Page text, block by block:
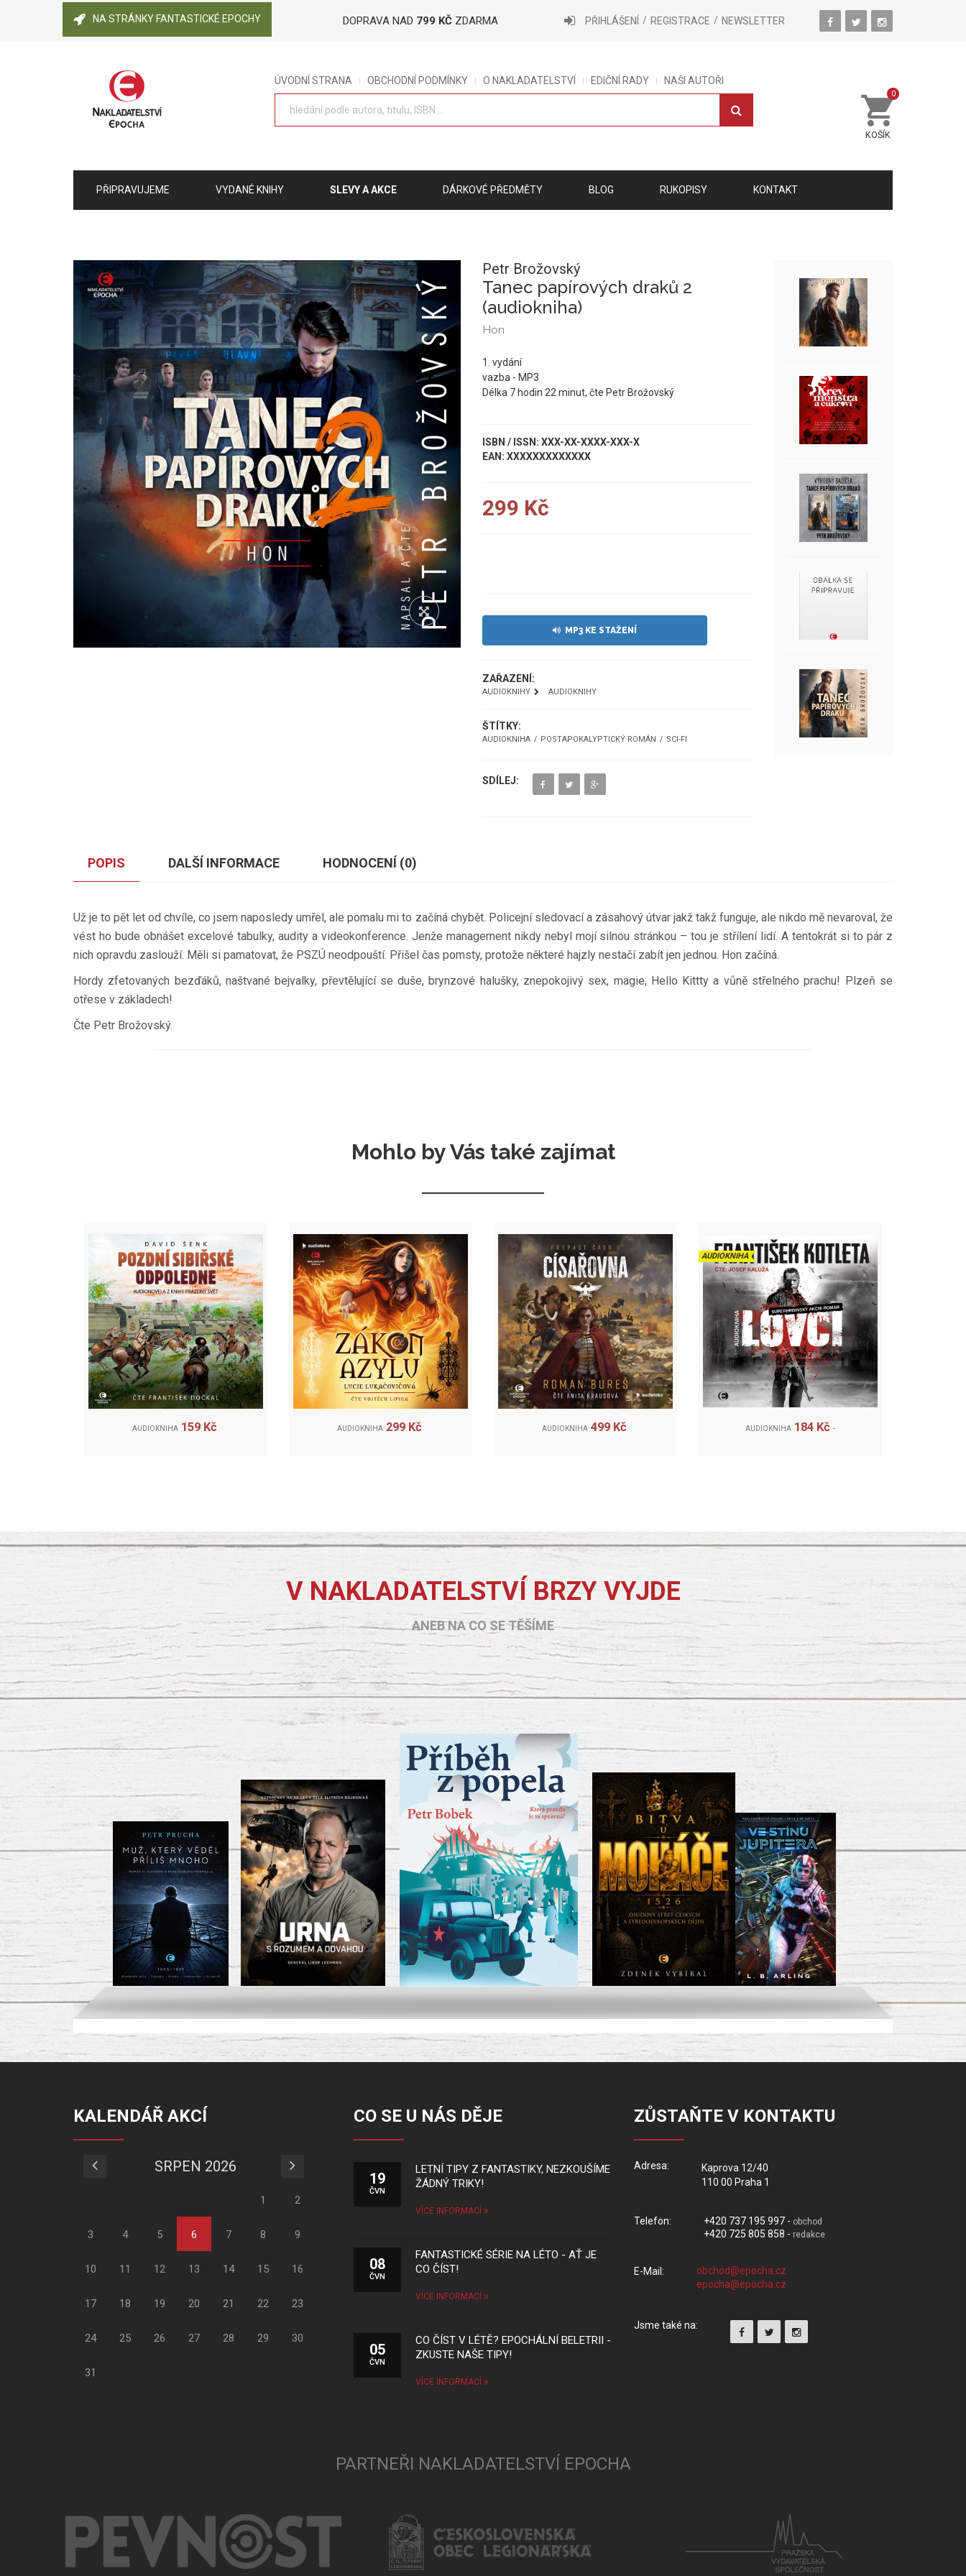
NA STRÁNKY FANTASTICKÉ EPOCHY DOPRAVA NAD 799 KČ ZDARMA PŘIHLÁŠENÍ REGISTRACE NEWSLETTER
ÚVODNÍ STRANA OBCHODNÍ PODMÍNKY O NAKLADATELSTVÍ EDIČNÍ RADY NAŠI AUTOŘI
KOŠÍK
0
PŘIPRAVUJEME VYDANÉ KNIHY SLEVY A AKCE DÁRKOVÉ PŘEDMĚTY BLOG RUKOPISY KONTAKT
Petr Brožovský
Tanec papírových draků 2
(audiokniha)
Hon
1. vydání
vazba - MP3
Délka 7 hodin 22 minut, čte Petr Brožovský
ISBN / ISSN: XXX-XX-XXXX-XXX-X
EAN: XXXXXXXXXXXXX
299 Kč
MP3 KE STAŽENÍ
ZAŘAZENÍ:
AUDIOKNIHY AUDIOKNIHY
ŠTÍTKY:
AUDIOKNIHA POSTAPOKALYPTICKÝ ROMÁN SCI-FI
SDÍLEJ:
POPIS DALŠÍ INFORMACE HODNOCENÍ (0)
Už je to pět let od chvíle, co jsem naposledy umřel, ale pomalu mi to začíná chybět. Policejní sledovací a zásahový útvar jakž takž funguje, ale nikdo mě nevaroval, že
vést ho bude obnášet excelové tabulky, audity a videokonference. Jenže management nikdy nebyl mojí silnou stránkou – tou je střílení lidí. A tentokrát si to pár z
nich opravdu zaslouží. Měli si pamatovat, že PSZÚ neodpouští. Přišel čas pomsty, protože některé hajzly nestačí zabít jen jednou. Hon začíná.
Hordy zfetovaných bezďáků, naštvané bejvalky, převtělující se duše, brynzové halušky, znepokojivý sex, magie, Hello Kittty a vůně střelného prachu! Plzeň se
otřese v základech!
Čte Petr Brožovský.
Mohlo by Vás také zajímat
AUDIOKNIHA 159 Kč AUDIOKNIHA 299 Kč AUDIOKNIHA 499 Kč
AUDIOKNIHA
AUDIOKNIHA 184 Kč
V NAKLADATELSTVÍ BRZY VYJDE
ANEB NA CO SE TĚŠÍME
KALENDÁŘ AKCÍ
SRPEN 2026
1 2
3 4 5 6 7 8 9
10 11 12 13 14 15 16
17 18 19 20 21 22 23
24 25 26 27 28 29 30
31
CO SE U NÁS DĚJE
19
ČVN
LETNÍ TIPY Z FANTASTIKY, NEZKOUŠÍME
ŽÁDNÝ TRIKY!
VÍCE INFORMACÍ
08
ČVN
FANTASTICKÉ SÉRIE NA LÉTO - AŤ JE
CO ČÍST!
VÍCE INFORMACÍ
05
ČVN
CO ČÍST V LÉTĚ? EPOCHÁLNÍ BELETRII -
ZKUSTE NAŠE TIPY!
VÍCE INFORMACÍ
ZŮSTAŇTE V KONTAKTU
Adresa:
Kaprova 12/40
110 00 Praha 1
Telefon: +420 737 195 997 - obchod
+420 725 805 858 - redakce
E-Mail:
Jsme také na:
PARTNEŘI NAKLADATELSTVÍ EPOCHA